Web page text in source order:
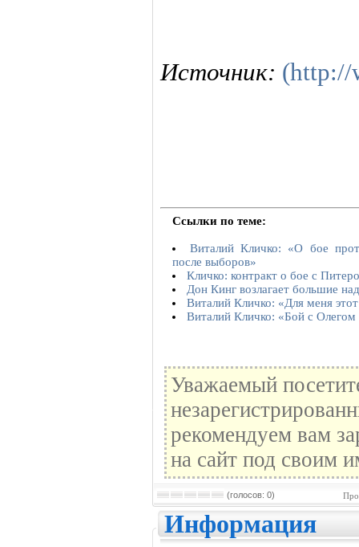
Источник: (http://
Ссылки по теме:
Виталий Кличко: «О бое
после выборов»
Кличко: контракт о бое с
Дон Кинг возлагает большие
Виталий Кличко: «Для меня
Виталий Кличко: «Бой с
Уважаемый
рекомендуем вам
на сайт под своим
(голосов: 0)
Информация